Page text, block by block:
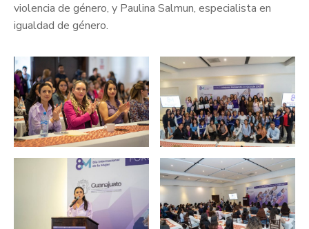
violencia de género, y Paulina Salmun, especialista en
igualdad de género.